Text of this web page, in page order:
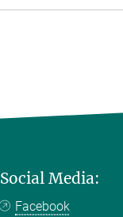
Social Media:
Facebook